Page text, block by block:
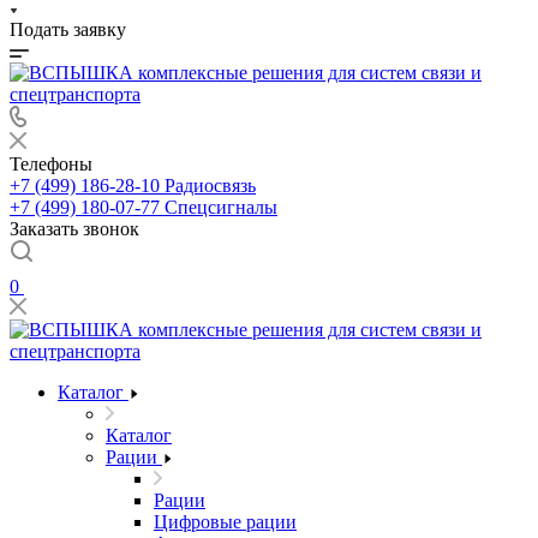
Подать заявку
Телефоны
+7 (499) 186-28-10 Радиосвязь
+7 (499) 180-07-77 Спецсигналы
Заказать звонок
0
Каталог
Каталог
Рации
Рации
Цифровые рации